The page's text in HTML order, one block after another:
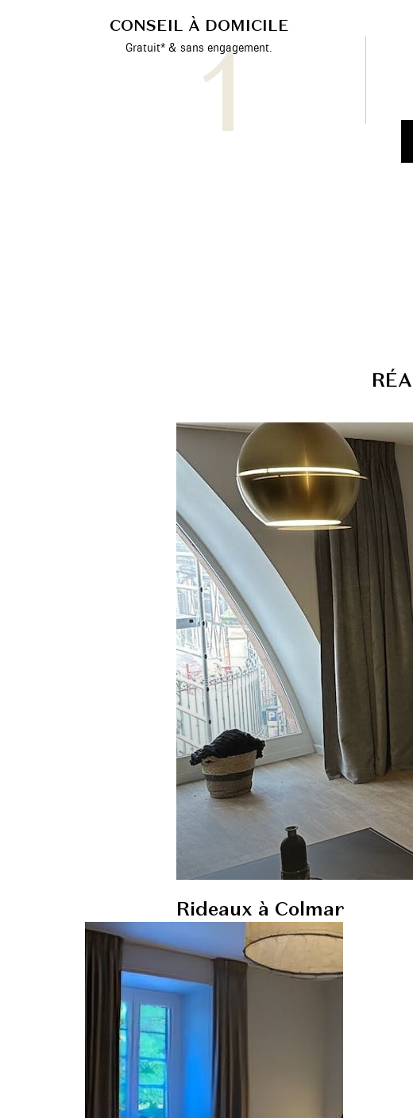
CONSEIL À DOMICILE
Gratuit* & sans engagement.
RÉA
Rideaux à Colmar